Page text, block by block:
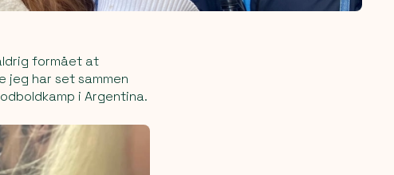
formået at
jeg har set sammen
i Argentina.